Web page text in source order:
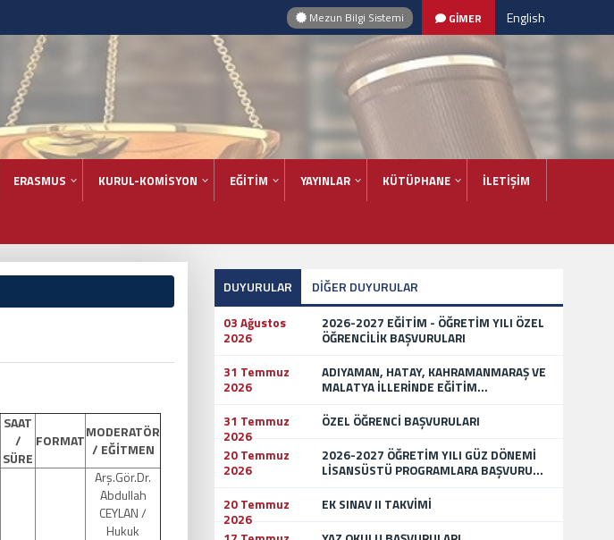
Mezun Bilgi Sistemi GİMER English
ERASMUS KURUL-KOMİSYON EĞİTİM YAYINLAR KÜTÜPHANE İLETİŞİM
SAAT
/
SÜRE
FORMATMODERATÖR
/ EĞİTMEN
Arş.Gör.Dr.
Abdullah
CEYLAN /
Hukuk
DUYURULAR DİĞER DUYURULAR
03 Ağustos
2026
2026-2027 EĞİTİM - ÖĞRETİM YILI ÖZEL
ÖĞRENCİLİK BAŞVURULARI
31 Temmuz
2026
ADIYAMAN, HATAY, KAHRAMANMARAŞ VE
MALATYA İLLERİNDE EĞİTİM...
31 Temmuz
2026
ÖZEL ÖĞRENCİ BAŞVURULARI
20 Temmuz
2026
2026-2027 ÖĞRETİM YILI GÜZ DÖNEMİ
LİSANSÜSTÜ PROGRAMLARA BAŞVURU...
20 Temmuz
2026
EK SINAV II TAKVİMİ